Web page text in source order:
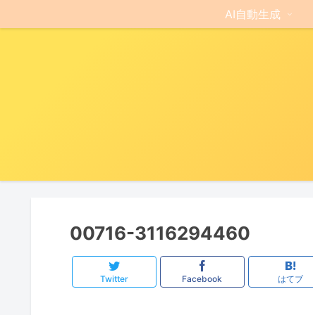
AI自動生成
00716-3116294460
Twitter Facebook はてブ